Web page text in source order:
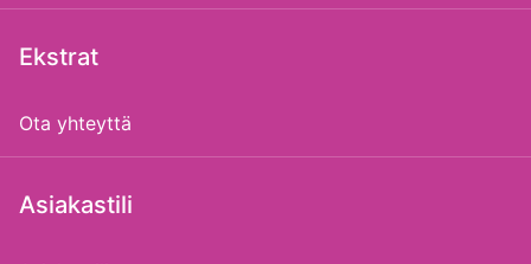
Ekstrat
Ota yhteyttä
Asiakastili